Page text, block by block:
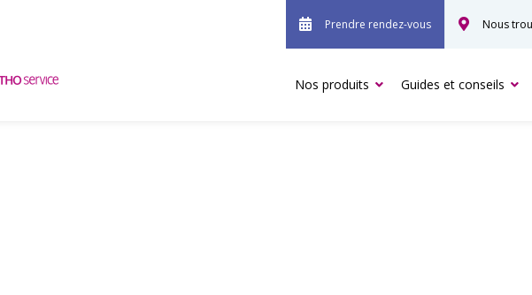
Prendre rendez-vous Nous
Nos produits Guides et conseils